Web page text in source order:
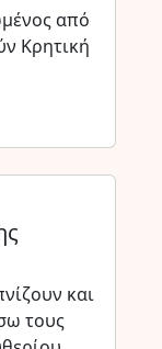
από
Κρητική
και
τους